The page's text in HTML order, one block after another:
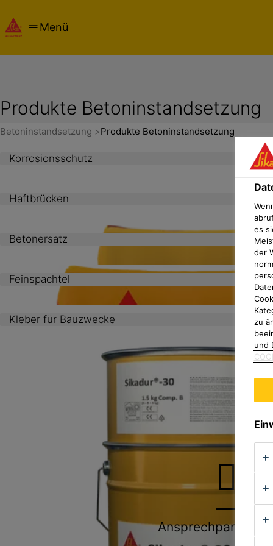
Menü
Produkte Betoninstandsetzung
Betoninstandsetzung Produkte Betoninstandsetzung
Korrosionsschutz
Haftbrücken
Betonersatz
Feinspachtel
Kleber für Bauzwecke
es
der
zu
und